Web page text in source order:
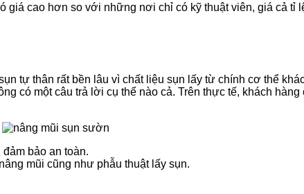
cao hơn so với những nơi chỉ có kỹ thuật viên, giá cả tỉ
tự thân rất bền lâu vì chất liệu sụn lấy từ chính cơ thể
có một câu trả lời cụ thể nào cả. Trên thực tế, khách hàng
bảo an toàn.
mũi cũng như phẫu thuật lấy sụn.